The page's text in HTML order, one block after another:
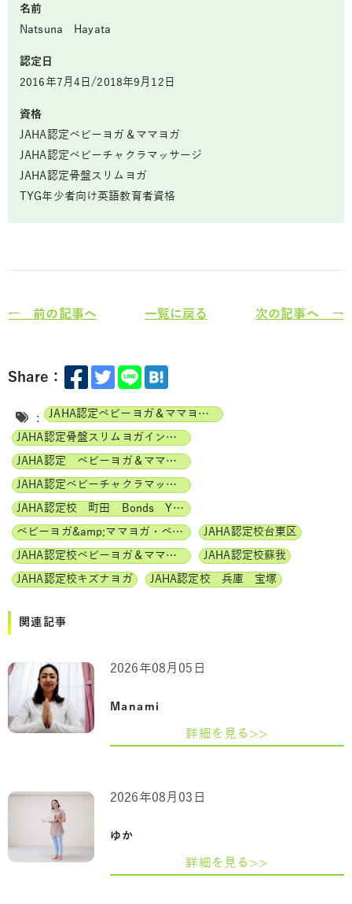
名前
Natsuna Hayata
認定日
2016年7月4日/2018年9月12日
資格
JAHA認定ベビーヨガ＆ママヨガ
JAHA認定ベビーチャクラマッサージ
JAHA認定骨盤スリムヨガ
TYG年少者向け英語教育者資格
← 前の記事へ 一覧に戻る 次の記事へ →
Share：
:
JAHA認定ベビーヨガ＆ママヨガインストラクター
JAHA認定骨盤スリムヨガインストラクター
JAHA認定 ベビーヨガ＆ママヨガ（親子ヨガ）インストラクター
JAHA認定ベビーチャクラマッサージインストラクター
JAHA認定校 町田 Bonds Yoga
ベビーヨガ&amp;ママヨガ・ベビーチャクラマッサージ通信講座
JAHA認定校台東区
JAHA認定校ベビーヨガ＆ママヨガインストラクター
JAHA認定校蘇我
JAHA認定校キズナヨガ
JAHA認定校 兵庫 宝塚
関連記事
Manami
2026年08月05日
詳細を見る>>
ゆか
2026年08月03日
詳細を見る>>